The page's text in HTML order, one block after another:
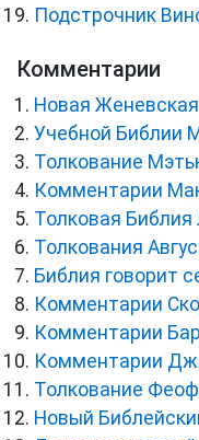
Подстрочник
Комментарии
Новая
Учебной Библии
Толкование
Комментарии
Толковая Библия
Толкования
Библия говорит
Комментарии
Комментарии
Комментарии
Толкование
Новый